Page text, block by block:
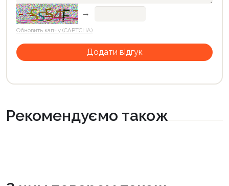
→
Обновить капчу (CAPTCHA)
Рекомендуємо також